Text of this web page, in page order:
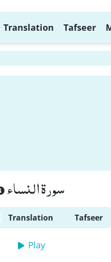
Translation Tafseer
سورة النساء
Translation Tafseer
Play